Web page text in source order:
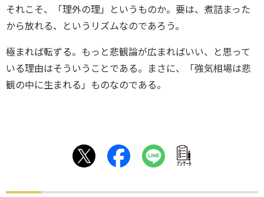
それこそ、「理外の理」というものか。要は、煮詰まった
から放れる、というリズムなのであろう。
極まれば転ずる。もっと悲観論が広まればいい、と思って
いる理由はそういうことである。まさに、「強気相場は悲
観の中に生まれる」ものなのである。
ｱﾝｹｰﾄ